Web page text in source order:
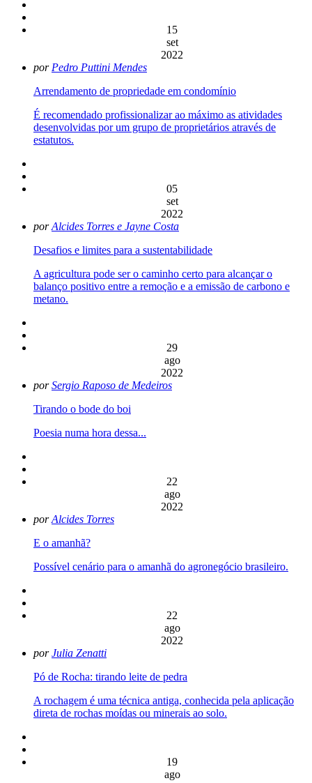
15
set
2022
por Pedro Puttini Mendes
Arrendamento de propriedade em condomínio
É recomendado profissionalizar ao máximo as atividades
desenvolvidas por um grupo de proprietários através de
estatutos.
05
set
2022
porAlcides Torres e Jayne Costa
Desafios e limites para a sustentabilidade
A agricultura pode ser o caminho certo para alcançar o
balanço positivo entre a remoção e a emissão de carbono e
metano.
29
ago
2022
porSergio Raposo de Medeiros
Tirando o bode do boi
Poesia numa hora dessa...
22
ago
2022
porAlcides Torres
E o amanhã?
Possível cenário para o amanhã do agronegócio brasileiro.
22
ago
2022
porJulia Zenatti
Pó de Rocha: tirando leite de pedra
A rochagem é uma técnica antiga, conhecida pela aplicação
direta de rochas moídas ou minerais ao solo.
19
ago